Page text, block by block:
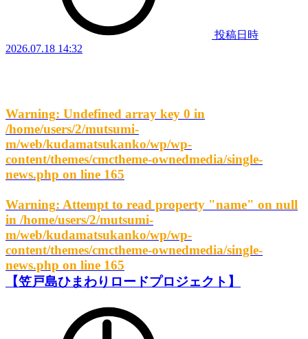
投稿日時
2026.07.18 14:32
Warning: Undefined array key 0 in
/home/users/2/mutsumi-
m/web/kudamatsukanko/wp/wp-
content/themes/cmctheme-ownedmedia/single-
news.php on line 165
Warning: Attempt to read property "name" on null
in /home/users/2/mutsumi-
m/web/kudamatsukanko/wp/wp-
content/themes/cmctheme-ownedmedia/single-
news.php on line 165
【笠戸島ひまわりロードプロジェクト】